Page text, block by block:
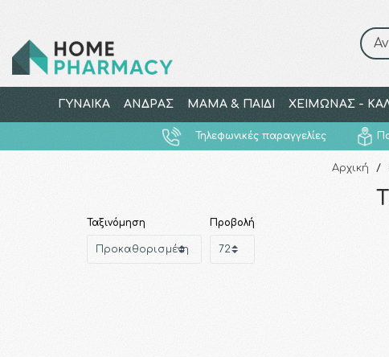
ΓΥΝΑΙΚΑ ΑΝΔΡΑΣ ΜΑΜΑ & ΠΑΙΔΙ ΧΕΙΜΩΝΑΣ -
Τηλεφωνικές παραγγελίες
Αρχική /
Ταξινόμηση Προβολή